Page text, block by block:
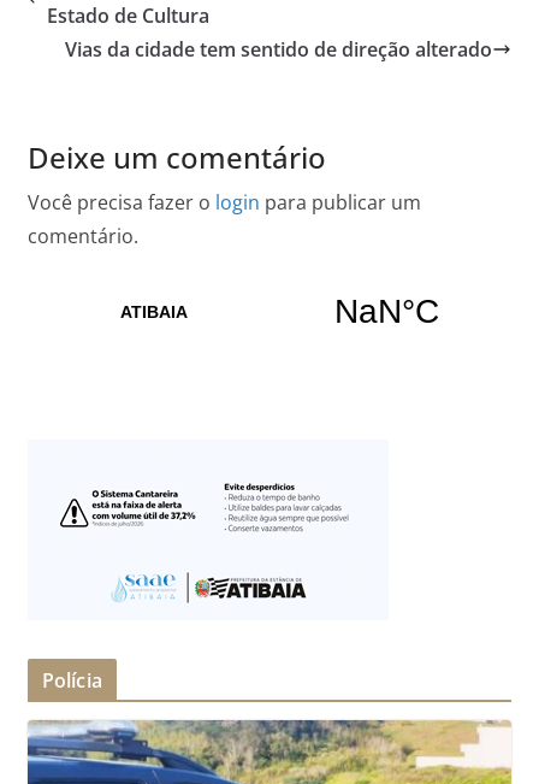
Estado de Cultura
Vias da cidade tem sentido de direção alterado
Deixe um comentário
Você precisa fazer o login para publicar um
comentário.
Polícia